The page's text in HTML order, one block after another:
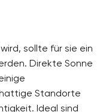
sollte für sie ein
Direkte Sonne
Standorte
Ideal sind